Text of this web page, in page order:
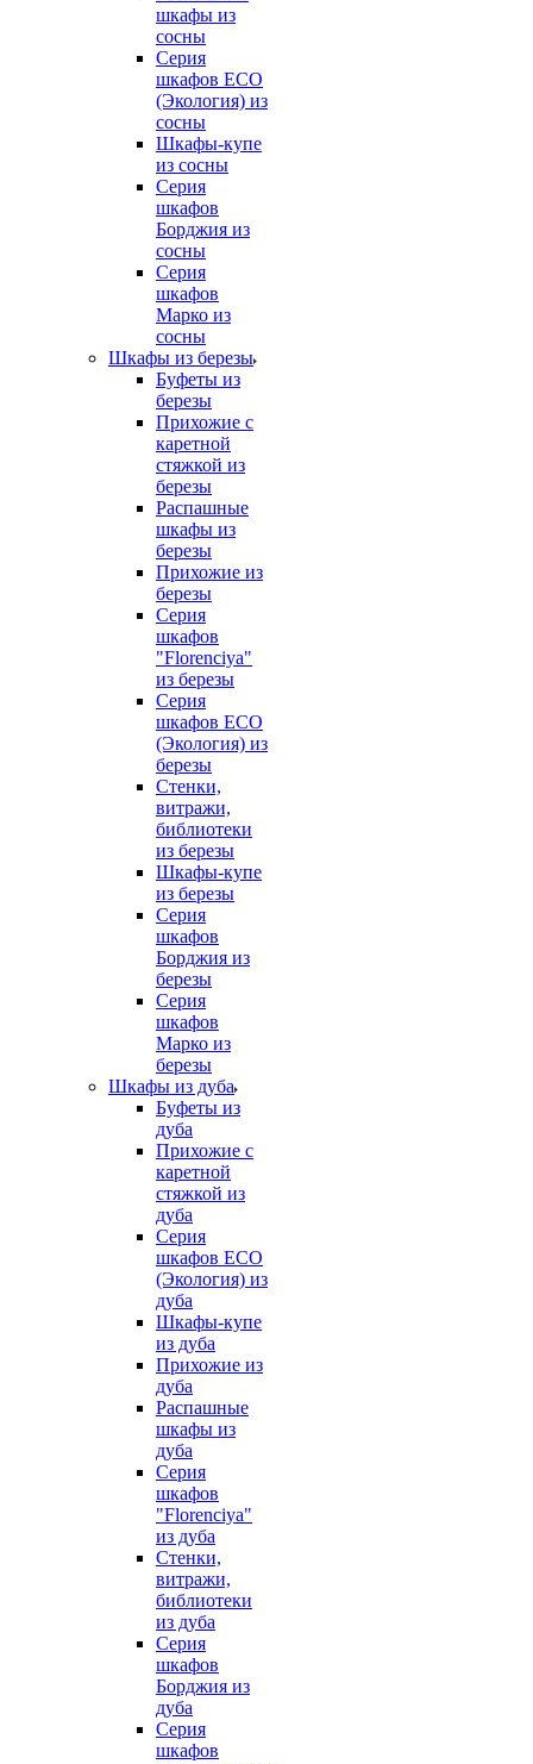
шкафы из
сосны
Серия
шкафов ECO
(Экология) из
сосны
Шкафы-купе
из сосны
Серия
шкафов
Борджия из
сосны
Серия
шкафов
Марко из
сосны
Шкафы из березы
Буфеты из
березы
Прихожие с
каретной
стяжкой из
березы
Распашные
шкафы из
березы
Прихожие из
березы
Серия
шкафов
"Florenciya"
из березы
Серия
шкафов ECO
(Экология) из
березы
Стенки,
витражи,
библиотеки
из березы
Шкафы-купе
из березы
Серия
шкафов
Борджия из
березы
Серия
шкафов
Марко из
березы
Шкафы из дуба
Буфеты из
дуба
Прихожие с
каретной
стяжкой из
дуба
Серия
шкафов ECO
(Экология) из
дуба
Шкафы-купе
из дуба
Прихожие из
дуба
Распашные
шкафы из
дуба
Серия
шкафов
"Florenciya"
из дуба
Стенки,
витражи,
библиотеки
из дуба
Серия
шкафов
Борджия из
дуба
Серия
шкафов